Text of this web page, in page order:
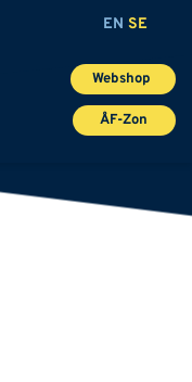
EN SE
Webshop
ÅF-Zon